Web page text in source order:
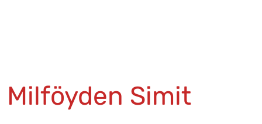
Milföyden Simit